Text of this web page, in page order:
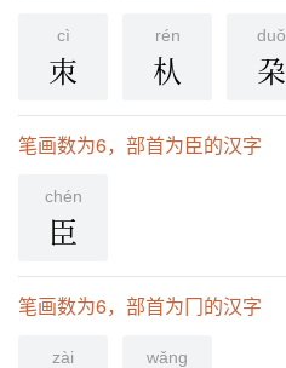
cì
朿
rén
朲
duǒ
朶
笔画数为6，部首为臣的汉字
chén
臣
笔画数为6，部首为冂的汉字
zài wǎnɡ